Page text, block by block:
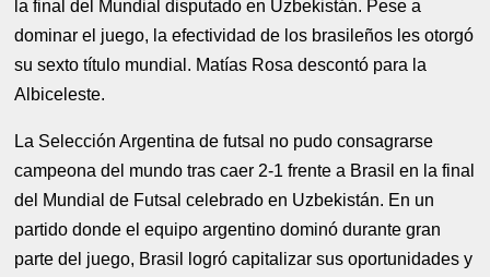
la final del Mundial disputado en Uzbekistán. Pese a
dominar el juego, la efectividad de los brasileños les otorgó
su sexto título mundial. Matías Rosa descontó para la
Albiceleste.
La Selección Argentina de futsal no pudo consagrarse
campeona del mundo tras caer 2-1 frente a Brasil en la final
del Mundial de Futsal celebrado en Uzbekistán. En un
partido donde el equipo argentino dominó durante gran
parte del juego, Brasil logró capitalizar sus oportunidades y